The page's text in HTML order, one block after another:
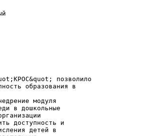
позволило
образования в
модуля
в дошкольные
доступность и
детей в